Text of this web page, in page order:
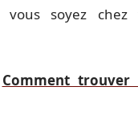
vous soyez
Comment trouver